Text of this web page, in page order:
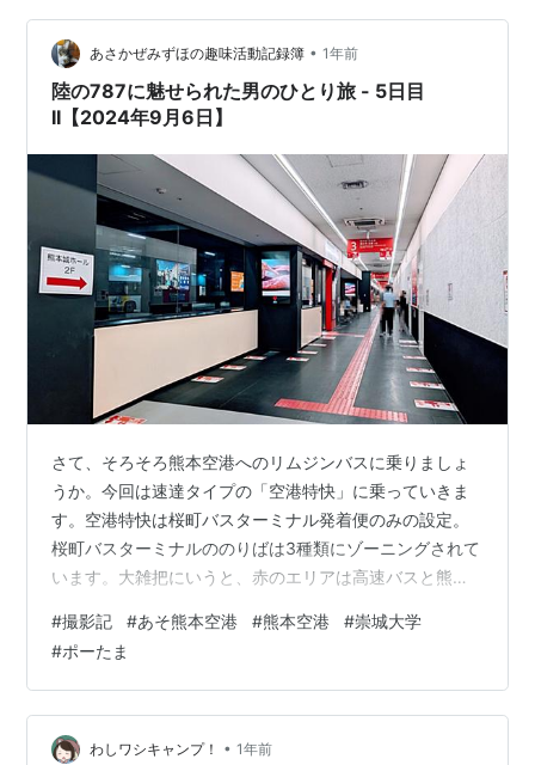
彼女なのに、今年は厄払いを大層嫌がった。面倒だと愚
痴をこぼしながら、嫌々車を降りる彼女を見ながら「も
しかして何かに取り憑かれているのではな…
あさかぜみずほの趣味活動記録簿 • 1年前
陸の787に魅せられた男のひとり旅 - 5日目
II【2024年9月6日】
さて、そろそろ熊本空港へのリムジンバスに乗りましょ
うか。今回は速達タイプの「空港特快」に乗っていきま
す。空港特快は桜町バスターミナル発着便のみの設定。
桜町バスターミナルののりばは3種類にゾーニングされて
います。大雑把にいうと、赤のエリアは高速バスと熊本
カバーする路線バス、青は運行距離が長めの路線バス、
といった具合。全部で29の発着場に各方面のバスがひっ
きりなしに来るので、観察しているとなんだか目が回り
そうです。 熊本空港へのリムジンバスは赤の6番のりば
から出発します。自分で床下のトランクに荷物を入れる
#撮影記 #あそ熊本空港 #熊本空港 #崇城大学
#ポーたま
わしワシキャンプ！ • 1年前